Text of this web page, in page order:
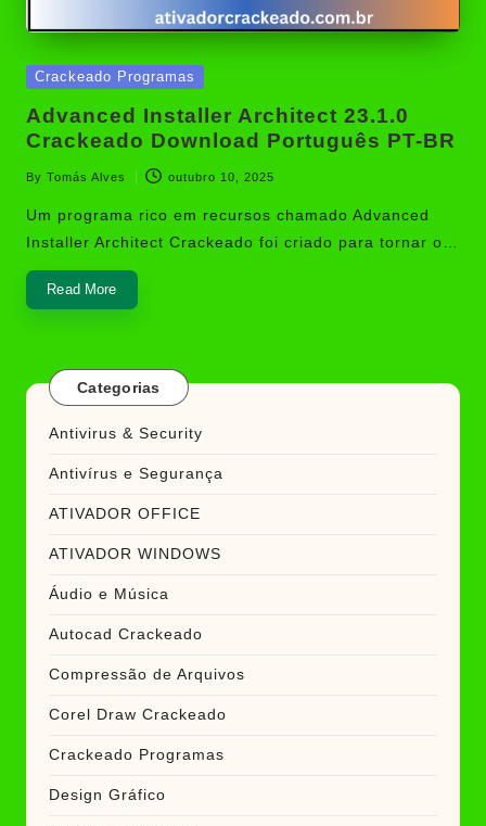
Posted
Crackeado Programas
Advanced Installer Architect 23.1.0
Crackeado Download Português PT-BR
Posted
by
By Tomás Alves outubro 10, 2025
Um programa rico em recursos chamado Advanced
Installer Architect Crackeado foi criado para tornar o…
Read More
Categorias
Antivirus & Security
Antivírus e Segurança
ATIVADOR OFFICE
ATIVADOR WINDOWS
Áudio e Música
Autocad Crackeado
Compressão de Arquivos
Corel Draw Crackeado
Crackeado Programas
Design Gráfico